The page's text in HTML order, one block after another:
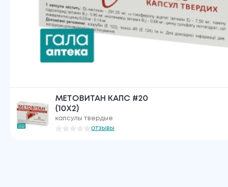
МЕТОВИТАН КАПС #20
(10X2)
капсулы твердые
отзывы